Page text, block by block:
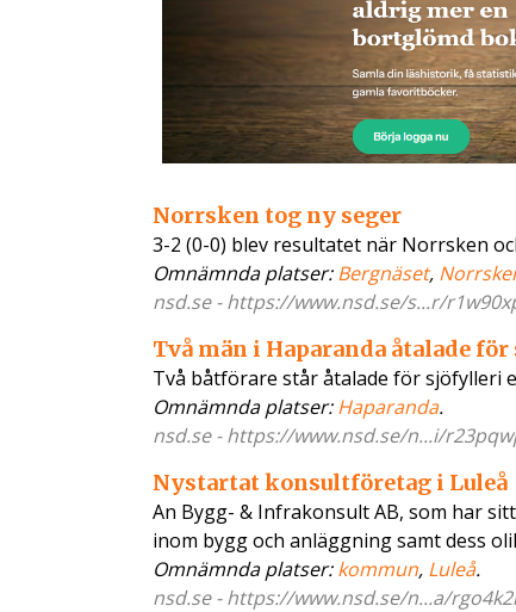
Norrsken tog ny seger
3-2 (0-0) blev resultatet när Norrsken
Omnämnda platser:Bergnäset,
nsd.se - https://www.nsd.se/s...r/
Två män i Haparanda åtalade
Två båtförare står åtalade för sjöfylleri
Omnämnda platser:Haparanda.
nsd.se - https://www.nsd.se/n...i/
Nystartat konsultföretag i Luleå
An Bygg- & Infrakonsult AB, som har
inom bygg och anläggning samt dess
Omnämnda platser:kommun, Luleå.
nsd.se - https://www.nsd.se/n...a/